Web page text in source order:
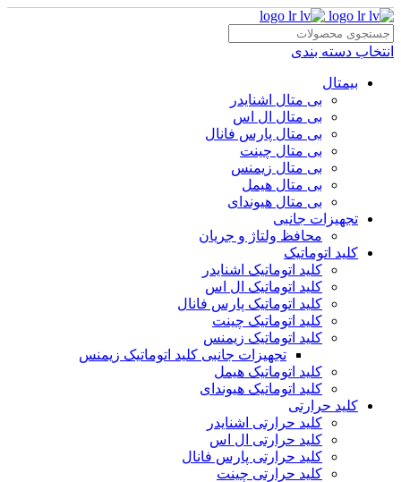
انتخاب دسته بندی
بیمتال
بی متال اشنایدر
بی متال ال اس
بی متال پارس فانال
بی متال چینت
بی متال زیمنس
بی متال هیمل
بی متال هیوندای
تجهیزات جانبی
محافظ ولتاژ و‌ جریان
کلید اتوماتیک
کلید اتوماتیک اشنایدر
کلید اتوماتیک ال اس
کلید اتوماتیک پارس فانال
کلید اتوماتیک چینت
کلید اتوماتیک زیمنس
تجهیزات جانبی کلید اتوماتیک زیمنس
کلید اتوماتیک هیمل
کلید اتوماتیک هیوندای
کلید حرارتی
کلید حرارتی اشنایدر
کلید حرارتی ال اس
کلید حرارتی پارس فانال
کلید حرارتی چینت